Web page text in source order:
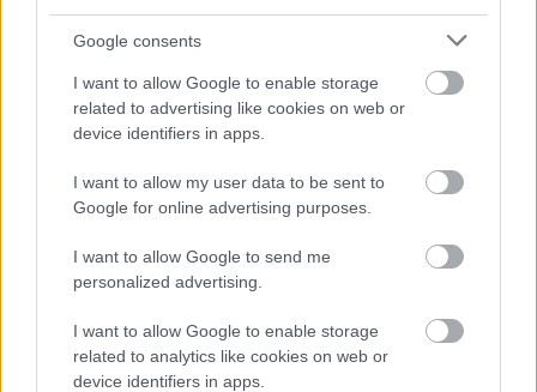
Google consents
I want to allow Google to enable storage
related to advertising like cookies on web or
device identifiers in apps.
I want to allow my user data to be sent to
Google for online advertising purposes.
I want to allow Google to send me
personalized advertising.
I want to allow Google to enable storage
related to analytics like cookies on web or
device identifiers in apps.
Nincs többé szezon a Balatonnál
ilovebalaton.hu 2015. október 19.
jelenlévő tagjai esernyőkkel és gumicsizmában
partiztak a 13 fokos Balatonban, október 17-én
Tihany – Balatonfüred – Csopak – Paloznak – Alsóörs
legjobb vendéglátósai és borászai is megnyitották
az őszi-téli szezont…